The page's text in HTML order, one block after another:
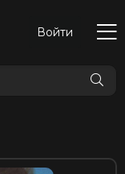
Войти